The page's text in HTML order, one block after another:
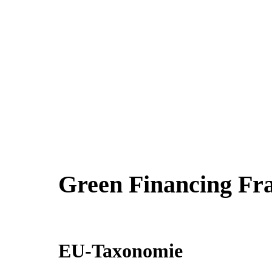
Green Financing
EU-Taxonomie